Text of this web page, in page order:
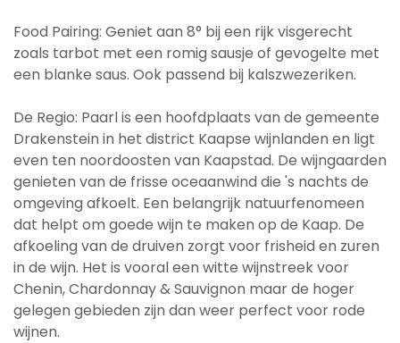
Food Pairing: Geniet aan 8° bij een rijk visgerecht
zoals tarbot met een romig sausje of gevogelte met
een blanke saus. Ook passend bij kalszwezeriken.
De Regio: Paarl is een hoofdplaats van de gemeente
Drakenstein in het district Kaapse wijnlanden en ligt
even ten noordoosten van Kaapstad. De wijngaarden
genieten van de frisse oceaanwind die 's nachts de
omgeving afkoelt. Een belangrijk natuurfenomeen
dat helpt om goede wijn te maken op de Kaap. De
afkoeling van de druiven zorgt voor frisheid en zuren
in de wijn. Het is vooral een witte wijnstreek voor
Chenin, Chardonnay & Sauvignon maar de hoger
gelegen gebieden zijn dan weer perfect voor rode
wijnen.